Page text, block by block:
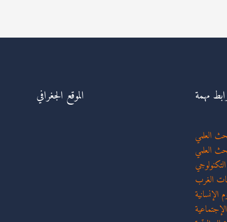
مهمة
العلمي
العلمي
الغرب
الإنسانية
الموقع الجغرافي